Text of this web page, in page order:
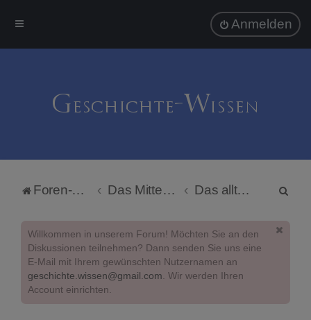
Anmelden
Foren-Übersicht Das Mittelalter Das alltägliche Leben
Willkommen in unserem Forum! Möchten Sie an den
Diskussionen teilnehmen? Dann senden Sie uns eine
E-Mail mit Ihrem gewünschten Nutzernamen an
geschichte.wissen@gmail.com. Wir werden Ihren
Account einrichten.